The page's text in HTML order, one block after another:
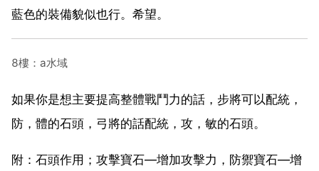
藍色的裝備貌似也行。希望。
8樓：a水域
如果你是想主要提高整體戰鬥力的話，步將可以配統，
防，體的石頭，弓將的話配統，攻，敏的石頭。
附：石頭作用；攻擊寶石—增加攻擊力，防禦寶石—增